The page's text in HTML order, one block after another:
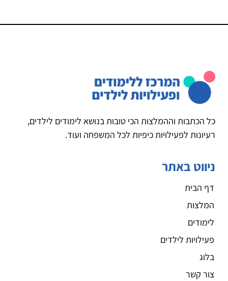
כל הכתבות וההמלצות הכי טובות בנושא לימודים לילדים,
רעיונות לפעילויות כיפיות לכל המשפחה ועוד.
ניווט באתר
דף הבית
המלצות
לימודים
פעילויות לילדים
בלוג
צור קשר